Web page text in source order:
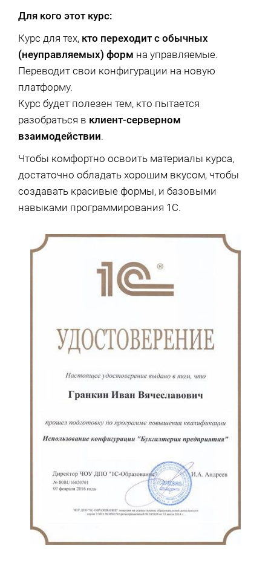
Для кого этот курс:
Курс для тех, кто переходит с обычных
(неуправляемых) форм на управляемые.
Переводит свои конфигурации на новую
платформу.
Курс будет полезен тем, кто пытается
разобраться в клиент-серверном
взаимодействии.
Чтобы комфортно освоить материалы курса,
достаточно обладать хорошим вкусом, чтобы
создавать красивые формы, и базовыми
навыками программирования 1С.